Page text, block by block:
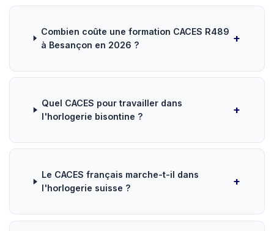
Combien coûte une formation CACES R489
à Besançon en 2026 ?
Quel CACES pour travailler dans
l'horlogerie bisontine ?
Le CACES français marche-t-il dans
l'horlogerie suisse ?